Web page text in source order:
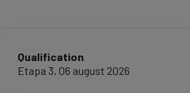
Qualification
Etapa 3, 06 august 2026